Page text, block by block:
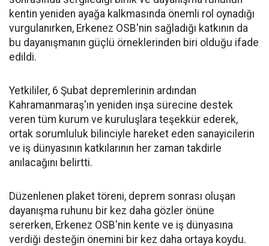
kentin yeniden ayağa kalkmasında önemli rol oynadığı
vurgulanırken, Erkenez OSB'nin sağladığı katkının da
bu dayanışmanın güçlü örneklerinden biri olduğu ifade
edildi.
Yetkililer, 6 Şubat depremlerinin ardından
Kahramanmaraş'ın yeniden inşa sürecine destek
veren tüm kurum ve kuruluşlara teşekkür ederek,
ortak sorumluluk bilinciyle hareket eden sanayicilerin
ve iş dünyasının katkılarının her zaman takdirle
anılacağını belirtti.
Düzenlenen plaket töreni, deprem sonrası oluşan
dayanışma ruhunu bir kez daha gözler önüne
sererken, Erkenez OSB'nin kente ve iş dünyasına
verdiği desteğin önemini bir kez daha ortaya koydu.